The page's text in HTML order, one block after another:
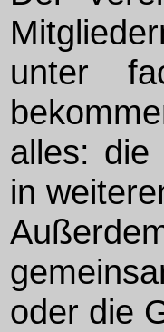
unter
alles: die
in
oder die